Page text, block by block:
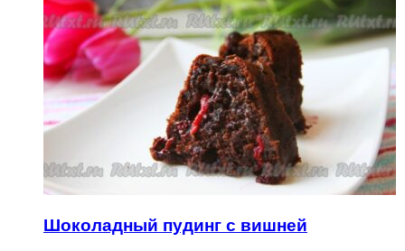
Шоколадный пудинг с вишней